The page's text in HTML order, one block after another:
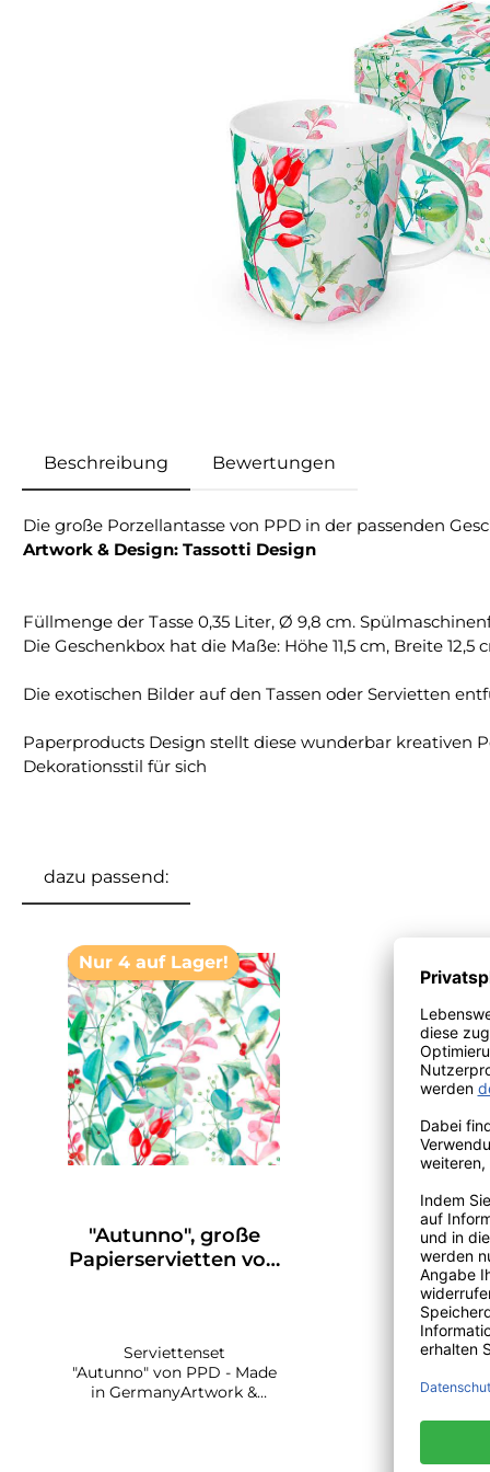
Beschreibung Bewertungen
Die große Porzellantasse von PPD in der passenden
Artwork & Design: Tassotti Design
Füllmenge der Tasse 0,35 Liter, Ø 9,8 cm.
Die Geschenkbox hat die Maße: Höhe 11,5 cm, Breite 12,5
Die exotischen Bilder auf den Tassen oder Servietten
Paperproducts Design stellt diese wunderbar kreativen
Dekorationsstil für sich
dazu passend:
Nur 4 auf Lager!
"Autunno", große
Papierservietten von
Serviettenset
"Autunno" von PPD - Made
in GermanyArtwork &